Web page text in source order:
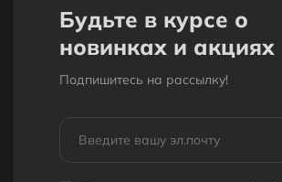
Будьте в курсе о
новинках и акциях
Подпишитесь на рассылкy!